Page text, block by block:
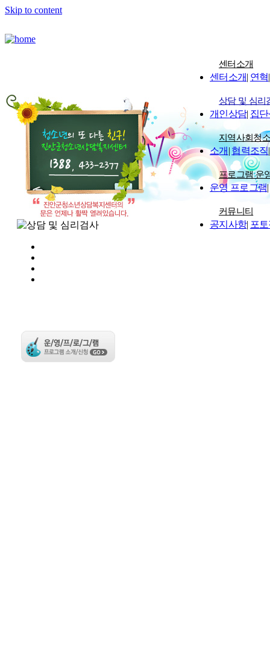
Skip to content
센터소개
센터소개| 연혁|
상담 및 심리
개인상담| 집
지역사회청
소개 | 협력조직|
프로그램 운
운영 프로그램|
커뮤니티
공지사항| 포